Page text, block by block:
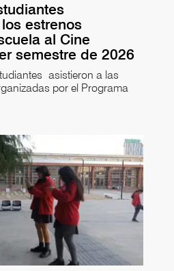
estrenos
al Cine
semestre de 2026
asistieron a las
por el Programa